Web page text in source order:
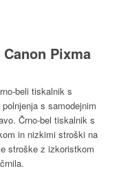
Pixma
beli tiskalnik s
s samodejnim
Črno-bel tiskalnik s
in nizkimi stroški na
stroške z izkoristkom